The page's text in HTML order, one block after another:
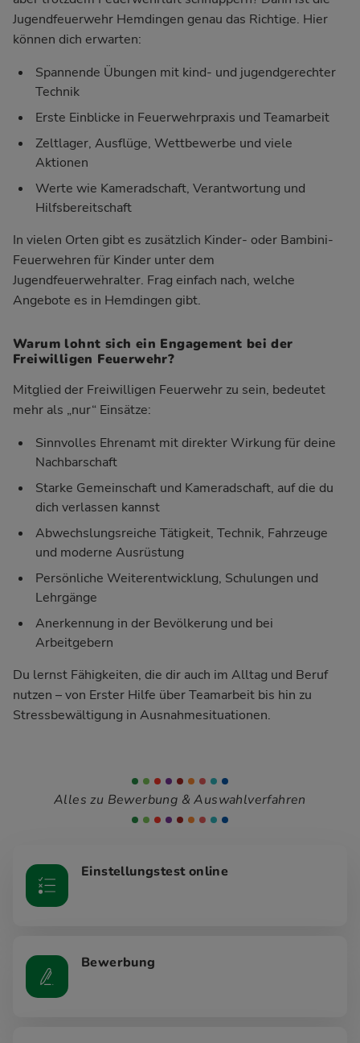
Jugendfeuerwehr Hemdingen genau das Richtige. Hier
können dich erwarten:
Spannende Übungen mit kind- und jugendgerechter
Technik
Erste Einblicke in Feuerwehrpraxis und Teamarbeit
Zeltlager, Ausflüge, Wettbewerbe und viele
Aktionen
Werte wie Kameradschaft, Verantwortung und
Hilfsbereitschaft
In vielen Orten gibt es zusätzlich Kinder- oder Bambini-
Feuerwehren für Kinder unter dem
Jugendfeuerwehralter. Frag einfach nach, welche
Angebote es in Hemdingen gibt.
Warum lohnt sich ein Engagement bei der
Freiwilligen Feuerwehr?
Mitglied der Freiwilligen Feuerwehr zu sein, bedeutet
mehr als „nur“ Einsätze:
Sinnvolles Ehrenamt mit direkter Wirkung für deine
Nachbarschaft
Starke Gemeinschaft und Kameradschaft, auf die du
dich verlassen kannst
Abwechslungsreiche Tätigkeit, Technik, Fahrzeuge
und moderne Ausrüstung
Persönliche Weiterentwicklung, Schulungen und
Lehrgänge
Anerkennung in der Bevölkerung und bei
Arbeitgebern
Du lernst Fähigkeiten, die dir auch im Alltag und Beruf
nutzen – von Erster Hilfe über Teamarbeit bis hin zu
Stressbewältigung in Ausnahmesituationen.
Alles zu Bewerbung & Auswahlverfahren
Einstellungstest online
Bewerbung